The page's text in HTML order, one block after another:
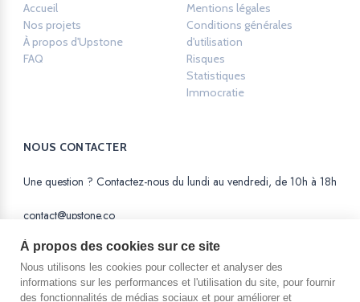
Accueil
Nos projets
À propos d'Upstone
FAQ
Mentions légales
Conditions générales
d'utilisation
Risques
Statistiques
Immocratie
NOUS CONTACTER
Une question ? Contactez-nous du lundi au vendredi, de 10h à 18h
contact@upstone.co
À propos des cookies sur ce site
Nous utilisons les cookies pour collecter et analyser des
informations sur les performances et l'utilisation du site, pour fournir
des fonctionnalités de médias sociaux et pour améliorer et